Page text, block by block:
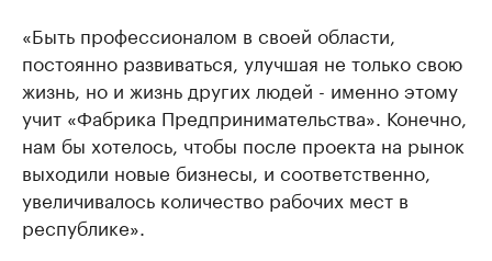
«Быть профессионалом в своей области,
постоянно развиваться, улучшая не только свою
жизнь, но и жизнь других людей - именно этому
учит «Фабрика Предпринимательства». Конечно,
нам бы хотелось, чтобы после проекта на рынок
выходили новые бизнесы, и соответственно,
увеличивалось количество рабочих мест в
республике».